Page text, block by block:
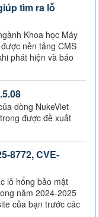
tìm ra lỗ
Khoa học Máy
nền tảng CMS
phát hiện và báo
dòng NukeViet
được đề xuất
8772, CVE-
lỗ hổng bảo mật
năm 2024-2025
của bạn trước các